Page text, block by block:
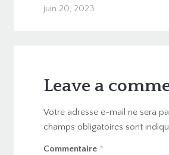
juin 20, 2023
Leave a
Votre adresse e-mail ne sera
champs obligatoires sont
Commentaire *